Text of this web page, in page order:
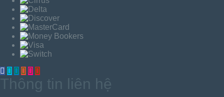
Thông tin liên hệ